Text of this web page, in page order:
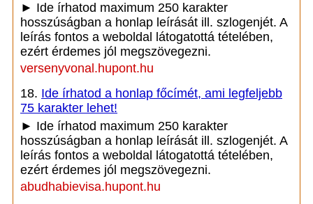
► Ide írhatod maximum 250 karakter
hosszúságban a honlap leírását ill. szlogenjét. A
leírás fontos a weboldal látogatottá tételében,
ezért érdemes jól megszövegezni.
versenyvonal.hupont.hu
18. Ide írhatod a honlap főcímét, ami legfeljebb
75 karakter lehet!
► Ide írhatod maximum 250 karakter
hosszúságban a honlap leírását ill. szlogenjét. A
leírás fontos a weboldal látogatottá tételében,
ezért érdemes jól megszövegezni.
abudhabievisa.hupont.hu